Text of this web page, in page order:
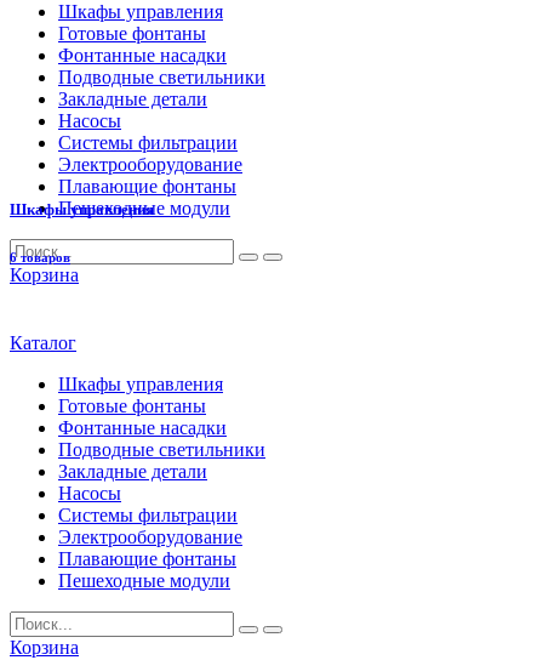
Шкафы управления
Готовые фонтаны
Фонтанные насадки
Подводные светильники
Закладные детали
Насосы
Системы фильтрации
Электрооборудование
Плавающие фонтаны
Пешеходные модули
Корзина
Каталог
Шкафы управления
Готовые фонтаны
Фонтанные насадки
Подводные светильники
Закладные детали
Насосы
Системы фильтрации
Электрооборудование
Плавающие фонтаны
Пешеходные модули
Корзина
Шкафы управления
6 товаров